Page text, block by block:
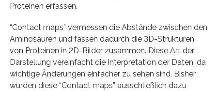
Proteinen erfassen.
“Contact maps” vermessen die Abstände zwischen den
Aminosäuren und fassen dadurch die 3D-Strukturen
von Proteinen in 2D-Bilder zusammen. Diese Art der
Darstellung vereinfacht die Interpretation der Daten, da
wichtige Änderungen einfacher zu sehen sind. Bisher
wurden diese “Contact maps” ausschließlich dazu